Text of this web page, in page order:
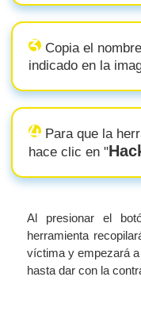
Copia el
indicado en la
Para que la
hace clic en "
Al presionar el
herramienta
víctima y empezará
hasta dar con la